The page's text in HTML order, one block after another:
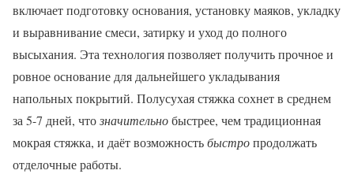
включает подготовку основания, установку маяков, укладку
и выравнивание смеси, затирку и уход до полного
высыхания. Эта технология позволяет получить прочное и
ровное основание для дальнейшего укладывания
напольных покрытий. Полусухая стяжка сохнет в среднем
за 5-7 дней, чтозначительнобыстрее, чем традиционная
мокрая стяжка, и даёт возможностьбыстропродолжать
отделочные работы.